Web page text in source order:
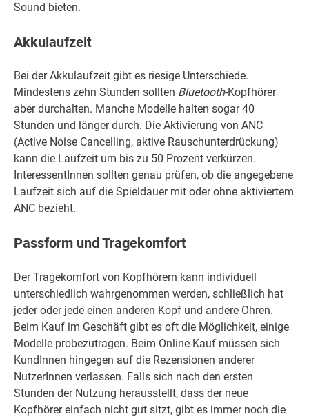
Sound bieten.
Akkulaufzeit
Bei der Akkulaufzeit gibt es riesige Unterschiede.
Mindestens zehn Stunden sollten Bluetooth-Kopfhörer
aber durchalten. Manche Modelle halten sogar 40
Stunden und länger durch. Die Aktivierung von ANC
(Active Noise Cancelling, aktive Rauschunterdrückung)
kann die Laufzeit um bis zu 50 Prozent verkürzen.
InteressentInnen sollten genau prüfen, ob die angegebene
Laufzeit sich auf die Spieldauer mit oder ohne aktiviertem
ANC bezieht.
Passform und Tragekomfort
Der Tragekomfort von Kopfhörern kann individuell
unterschiedlich wahrgenommen werden, schließlich hat
jeder oder jede einen anderen Kopf und andere Ohren.
Beim Kauf im Geschäft gibt es oft die Möglichkeit, einige
Modelle probezutragen. Beim Online-Kauf müssen sich
KundInnen hingegen auf die Rezensionen anderer
NutzerInnen verlassen. Falls sich nach den ersten
Stunden der Nutzung herausstellt, dass der neue
Kopfhörer einfach nicht gut sitzt, gibt es immer noch die